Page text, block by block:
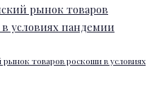
рынок товаров роскоши в условиях